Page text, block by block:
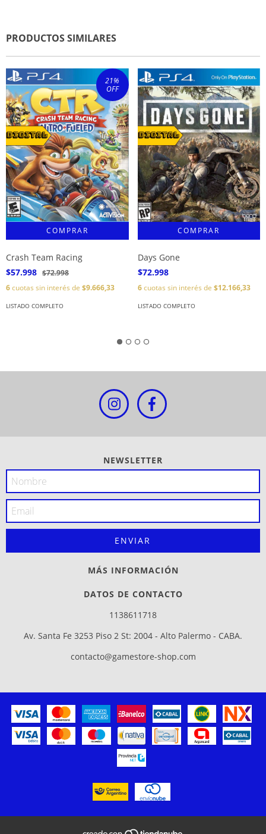
PRODUCTOS SIMILARES
21%
OFF
Crash Team Racing
$57.998 $72.998
6cuotas sin interés de $9.666,33
LISTADO COMPLETO
Days Gone
$72.998
6cuotas sin interés de $12.166,33
LISTADO COMPLETO
NEWSLETTER
MÁS INFORMACIÓN
DATOS DE CONTACTO
1138611718
Av. Santa Fe 3253 Piso 2 St: 2004 - Alto Palermo - CABA.
contacto@gamestore-shop.com